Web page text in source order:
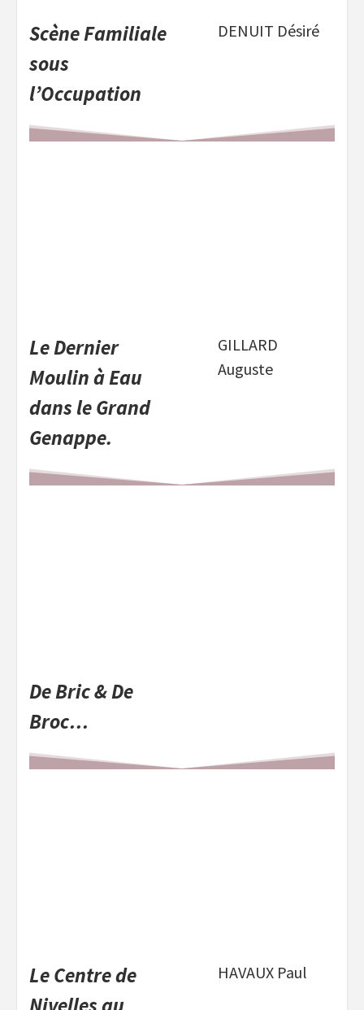
Scène Familiale
sous
l’Occupation
DENUIT Désiré
Le Dernier
Moulin à Eau
dans le Grand
Genappe.
GILLARD
Auguste
De Bric & De
Broc…
Le Centre de
HAVAUX Paul